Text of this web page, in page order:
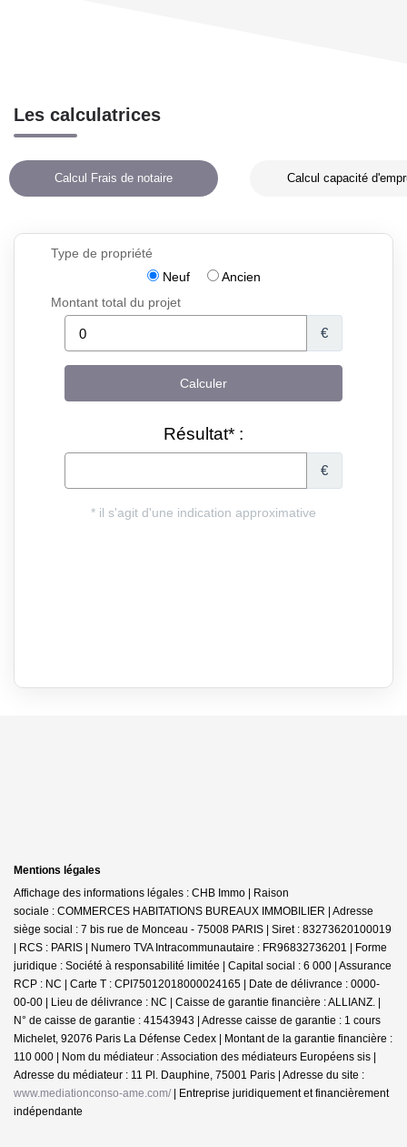
Les calculatrices
Calcul Frais de notaire Calcul capacité
Mentions légales
Affichage des informations légales : CHB Immo | Raison
sociale : COMMERCES HABITATIONS BUREAUX IMMOBILIER | Adresse
siège social : 7 bis rue de Monceau - 75008 PARIS | Siret : 83273620100019
| RCS : PARIS | Numero TVA Intracommunautaire : FR96832736201 | Forme
juridique : Société à responsabilité limitée | Capital social : 6 000 | Assurance
RCP : NC | Carte T : CPI75012018000024165 | Date de délivrance : 0000-
00-00 | Lieu de délivrance : NC | Caisse de garantie financière : ALLIANZ. |
N° de caisse de garantie : 41543943 | Adresse caisse de garantie : 1 cours
Michelet, 92076 Paris La Défense Cedex | Montant de la garantie financière :
110 000 | Nom du médiateur : Association des médiateurs Européens sis |
Adresse du médiateur : 11 Pl. Dauphine, 75001 Paris | Adresse du site :
www.mediationconso-ame.com/ | Entreprise juridiquement et financièrement
indépendante